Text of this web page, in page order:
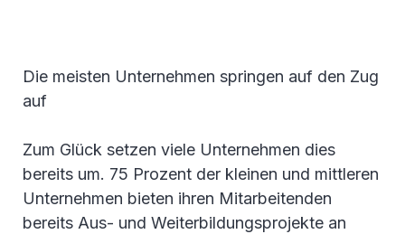
Die meisten Unternehmen springen auf den Zug
auf
Zum Glück setzen viele Unternehmen dies
bereits um. 75 Prozent der kleinen und mittleren
Unternehmen bieten ihren Mitarbeitenden
bereits Aus- und Weiterbildungsprojekte an